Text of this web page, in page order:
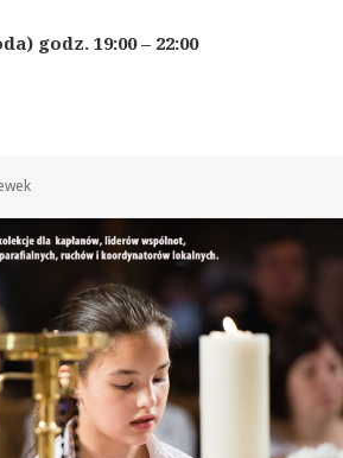
godz. 19:00 – 22:00
z WAMI!